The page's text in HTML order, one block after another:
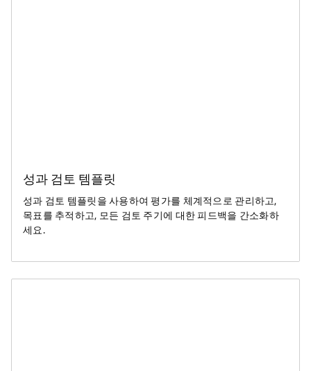
성과 검토 템플릿
성과 검토 템플릿을 사용하여 평가를 체계적으로 관리하고,
목표를 추적하고, 모든 검토 주기에 대한 피드백을 간소화하
세요.